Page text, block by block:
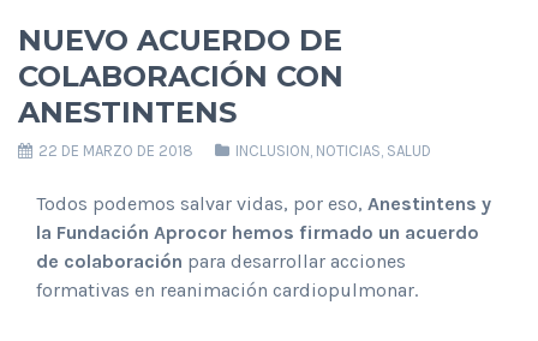
NUEVO ACUERDO DE
COLABORACIÓN CON
ANESTINTENS
22 DE MARZO DE 2018 INCLUSION NOTICIAS SALUD
Todos podemos salvar vidas, por eso, Anestintens y
la Fundación Aprocor hemos firmado un acuerdo
de colaboración para desarrollar acciones
formativas en reanimación cardiopulmonar.